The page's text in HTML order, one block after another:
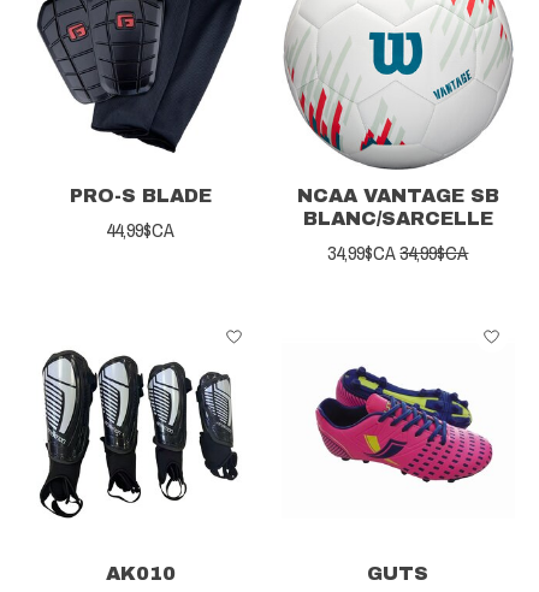
PRO-S BLADE
44,99$CA
NCAA VANTAGE SB
BLANC/SARCELLE
34,99$CA34,99$CA
AK010 GUTS